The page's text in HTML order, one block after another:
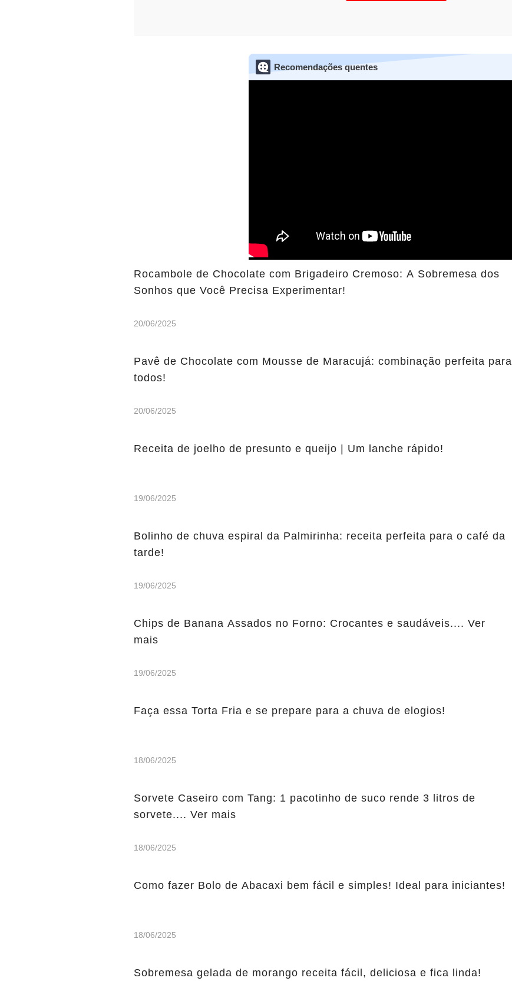
Recomendações quentes
Rocambole de Chocolate com Brigadeiro Cremoso: A Sobremesa dos
Sonhos que Você Precisa Experimentar!
20/06/2025
Pavê de Chocolate com Mousse de Maracujá: combinação perfeita para
todos!
20/06/2025
Receita de joelho de presunto e queijo | Um lanche rápido!
19/06/2025
Bolinho de chuva espiral da Palmirinha: receita perfeita para o café da
tarde!
19/06/2025
Chips de Banana Assados no Forno: Crocantes e saudáveis.... Ver
mais
19/06/2025
Faça essa Torta Fria e se prepare para a chuva de elogios!
18/06/2025
Sorvete Caseiro com Tang: 1 pacotinho de suco rende 3 litros de
sorvete.... Ver mais
18/06/2025
Como fazer Bolo de Abacaxi bem fácil e simples! Ideal para iniciantes!
18/06/2025
Sobremesa gelada de morango receita fácil, deliciosa e fica linda!